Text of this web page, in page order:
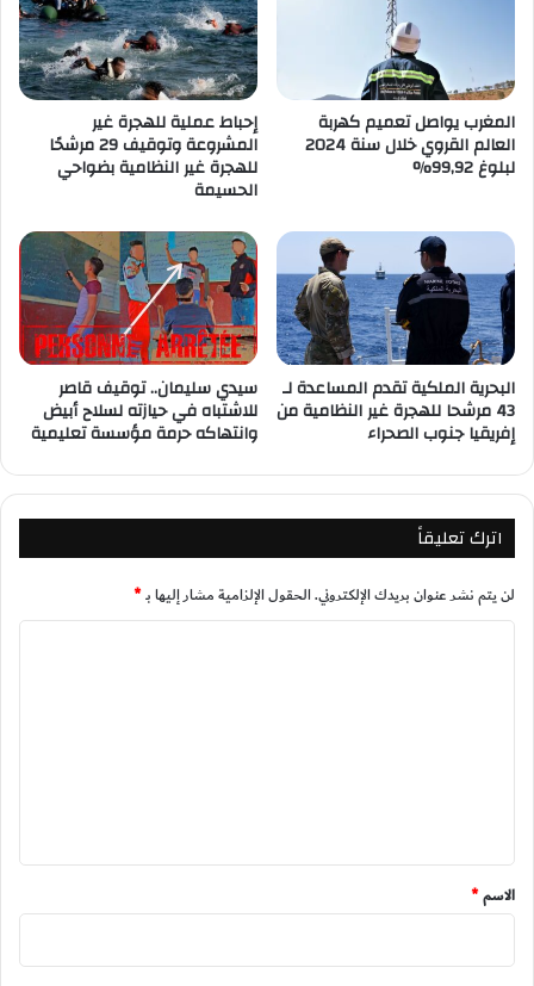
المغرب يواصل تعميم كهربة
العالم القروي خلال سنة 2024
لبلوغ 99,92%
إحباط عملية للهجرة غير
المشروعة وتوقيف 29 مرشحًا
للهجرة غير النظامية بضواحي
الحسيمة
البحرية الملكية تقدم المساعدة لـ
43 مرشحا للهجرة غير النظامية من
إفريقيا جنوب الصحراء
سيدي سليمان.. توقيف قاصر
للاشتباه في حيازته لسلاح أبيض
وانتهاكه حرمة مؤسسة تعليمية
اترك تعليقاً
لن يتم نشر عنوان بريدك الإلكتروني.الحقول الإلزامية مشار إليها بـ*
*
الاسم*